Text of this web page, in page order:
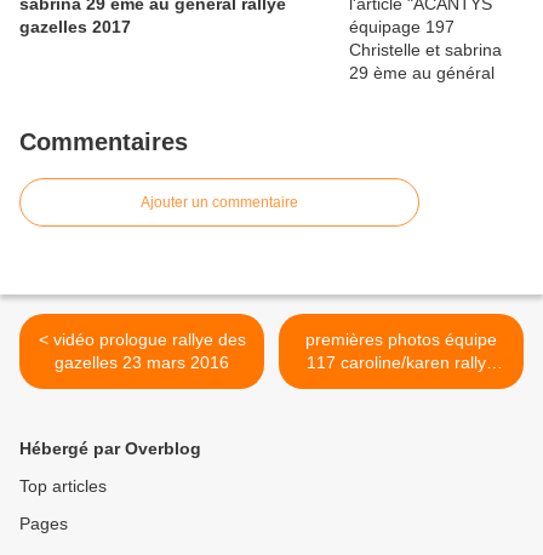
gazelles 2017
Commentaires
Ajouter un commentaire
< vidéo prologue rallye des
gazelles 23 mars 2016
premières photos équipe
117 caroline/karen rallye
gazelle >
Hébergé par Overblog
Top articles
Pages